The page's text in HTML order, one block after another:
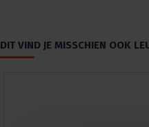
DIT VIND JE MISSCHIEN OOK